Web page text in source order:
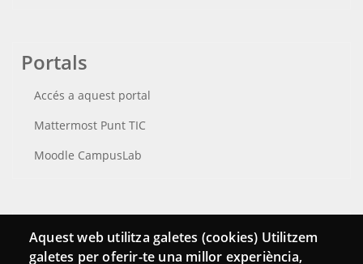
Portals
Accés a aquest portal
Mattermost Punt TIC
Moodle CampusLab
Connecta
Aquest web utilitza galetes (cookies) Utilitzem
galetes per oferir-te una millor experiència,